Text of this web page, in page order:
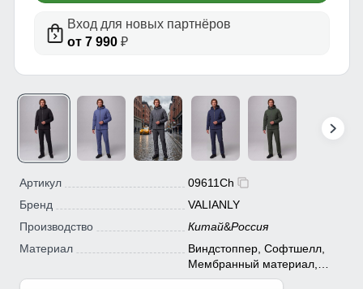
Вход для новых партнёров
от 7 990₽
Артикул
09611Ch
Бренд
VALIANLY
Производство
Китай&Россия
Материал
Виндстоппер, Софтшелл,
Мембранный материал,
Полиэстер